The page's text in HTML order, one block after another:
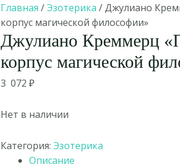
Главная /Эзотерика / Джулиано
корпус магической философии»
Джулиано Креммерц
корпус магической
3 072 ₽
Нет в наличии
Категория: Эзотерика
Описание